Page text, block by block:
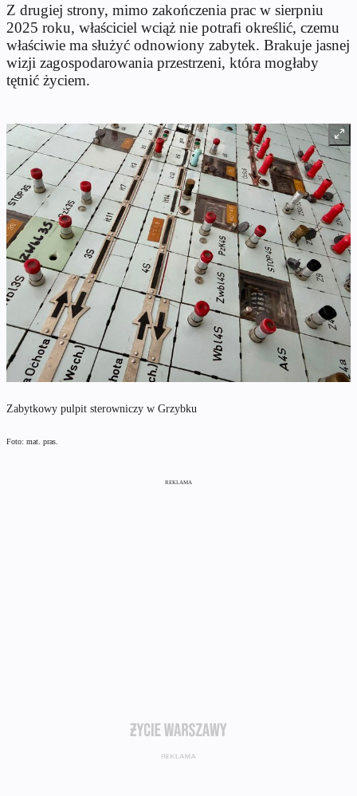
Z drugiej strony, mimo zakończenia prac w sierpniu
2025 roku, właściciel wciąż nie potrafi określić, czemu
właściwie ma służyć odnowiony zabytek. Brakuje jasnej
wizji zagospodarowania przestrzeni, która mogłaby
tętnić życiem.
Zabytkowy pulpit sterowniczy w Grzybku
Foto: mat. pras.
REKLAMA